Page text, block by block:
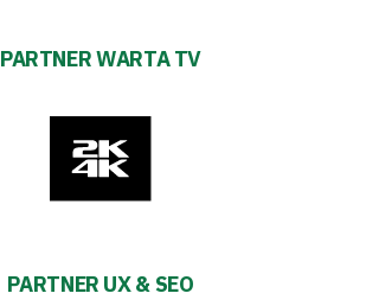
PARTNER WARTA TV
PARTNER UX & SEO